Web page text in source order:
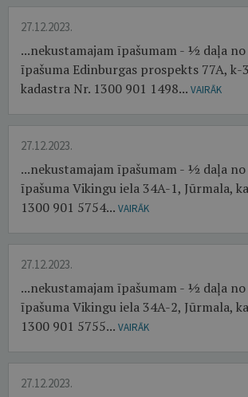
27.12.2023.
...nekustamajam īpašumam - ½ daļa
īpašuma Edinburgas prospekts 77A, k-
kadastra Nr. 1300 901 1498... VAIRĀK
27.12.2023.
...nekustamajam īpašumam - ½ daļa
īpašuma Vikingu iela 34A-1, Jūrmala,
1300 901 5754... VAIRĀK
27.12.2023.
...nekustamajam īpašumam - ½ daļa
īpašuma Vikingu iela 34A-2, Jūrmala,
1300 901 5755... VAIRĀK
27.12.2023.